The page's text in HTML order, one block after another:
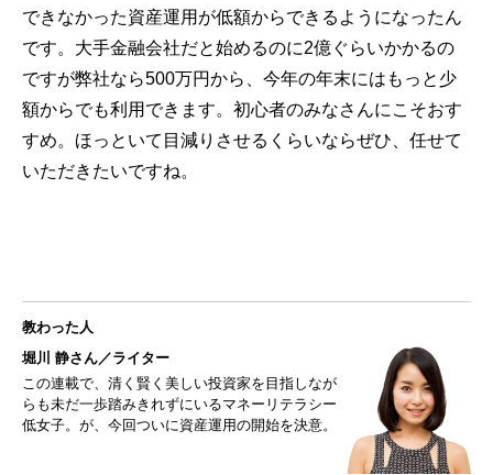
できなかった資産運用が低額からできるようになったん
です。大手金融会社だと始めるのに2億ぐらいかかるの
ですが弊社なら500万円から、今年の年末にはもっと少
額からでも利用できます。初心者のみなさんにこそおす
すめ。ほっといて目減りさせるくらいならぜひ、任せて
いただきたいですね。
教わった人
堀川 静さん／ライター
この連載で、清く賢く美しい投資家を目指しなが
らも未だ一歩踏みきれずにいるマネーリテラシー
低女子。が、今回ついに資産運用の開始を決意。